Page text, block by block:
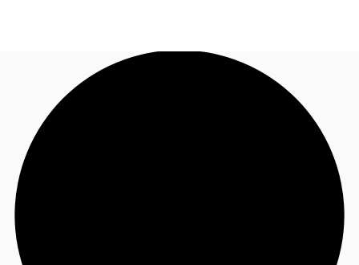
Blog
Données marchés
Appelez maintenant